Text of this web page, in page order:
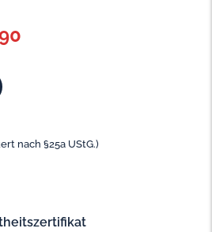
nach §25a UStG.)